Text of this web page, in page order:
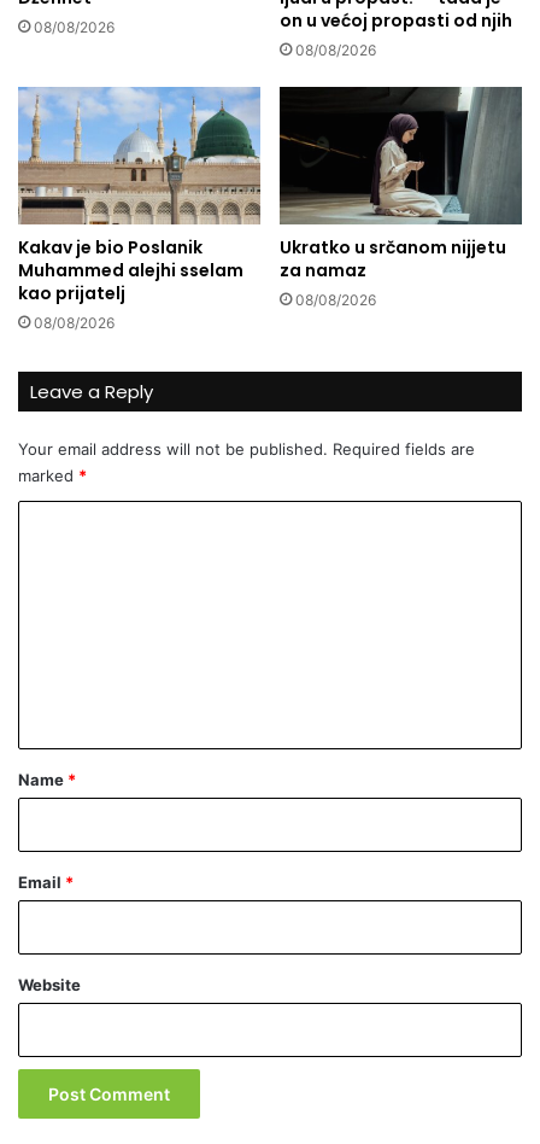
o
i
u
08/08/2026
on u većoj propasti od njih
08/08/2026
Kakav je bio Poslanik
Muhammed alejhi sselam
kao prijatelj
08/08/2026
Ukratko u srčanom nijjetu
za namaz
08/08/2026
Leave a Reply
Your email address will not be published. Required fields are
marked *
*
Name *
Email *
Website